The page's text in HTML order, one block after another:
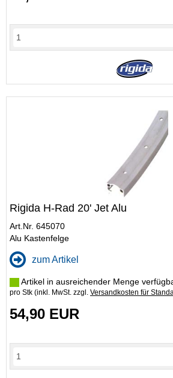
Rigida H-Rad 20' Jet Alu
Art.Nr. 645070
Alu Kastenfelge
zum Artikel
Artikel in ausreichender Menge
pro Stk (inkl. MwSt. zzgl. Versandkosten für
54,90 EUR